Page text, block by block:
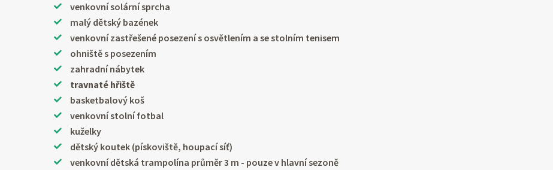
venkovní solární sprcha
malý dětský bazének
venkovní zastřešené posezení s osvětlením a se stolním tenisem
ohniště s posezením
zahradní nábytek
travnaté hřiště
basketbalový koš
venkovní stolní fotbal
kuželky
dětský koutek (pískoviště, houpací síť)
venkovní dětská trampolína průměr 3 m - pouze v hlavní sezoně